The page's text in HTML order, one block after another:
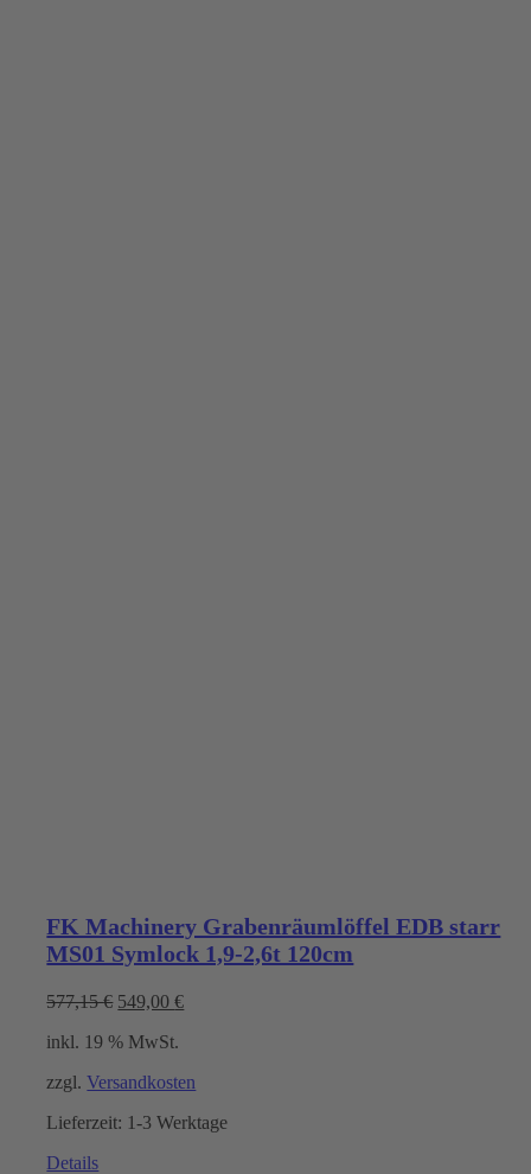
FK Machinery Grabenräumlöffel EDB starr
MS01 Symlock 1,9-2,6t 120cm
577,15€ Ursprünglicher
war:
549,00€Aktueller
inkl. 19 % MwSt.
zzgl.Versandkosten
Lieferzeit: 1-3 Werktage
Details